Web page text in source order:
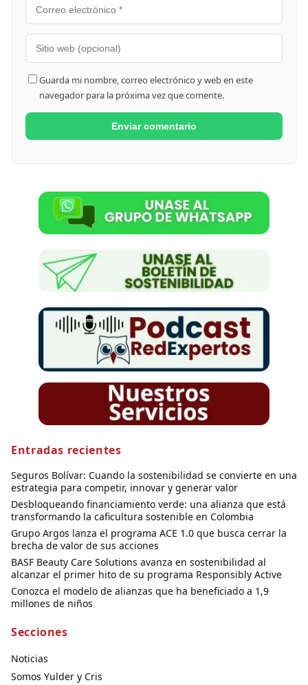
Guarda mi nombre, correo electrónico y web en este
navegador para la próxima vez que comente.
Entradas recientes
Seguros Bolívar: Cuando la sostenibilidad se convierte en una
estrategia para competir, innovar y generar valor
Desbloqueando financiamiento verde: una alianza que está
transformando la caficultura sostenible en Colombia
Grupo Argos lanza el programa ACE 1.0 que busca cerrar la
brecha de valor de sus acciones
BASF Beauty Care Solutions avanza en sostenibilidad al
alcanzar el primer hito de su programa Responsibly Active
Conozca el modelo de alianzas que ha beneficiado a 1,9
millones de niños
Secciones
Noticias
Somos Yulder y Cris